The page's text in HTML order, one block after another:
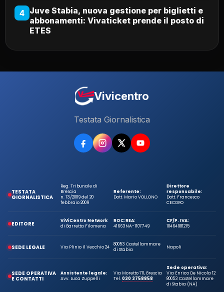
4 Juve Stabia, nuova gestione per biglietti e
abbonamenti: Vivaticket prende il posto di
ETES
Vivicentro
Testata Giornalistica
TESTATA
GIORNALISTICA
Reg. Tribunale di
Brescia
n. 13/2009 del 20
febbraio 2009
Referente:
Dott. Mario VOLLONO
Direttore
responsabile:
Dott. Francesco
CECORO
EDITORE
ViViCentro Network
di Barretta Filomena
ROC:
41663
REA:
NA-1107749
CF/P. IVA:
10464981215
SEDE LEGALE Via Plinio Il Vecchio 24
80053 Castellammare
di Stabia
Napoli
SEDE OPERATIVA
E CONTATTI
Assistente legale:
Avv. Luca Zuppelli
Via Moretto 70, Brescia
Tel.030 3758858
Sede operativa:
Via Enrico De Nicola 12
80053 Castellammare
di Stabia (NA)